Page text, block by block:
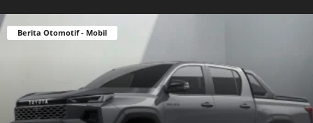
Berita Otomotif - Mobil